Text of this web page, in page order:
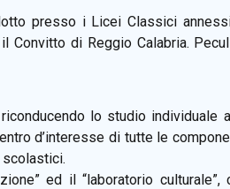
presso i Licei Classici
di Reggio Calabria.
lo studio individuale
d’interesse di tutte le
scolastici.
ed il “laboratorio culturale”,